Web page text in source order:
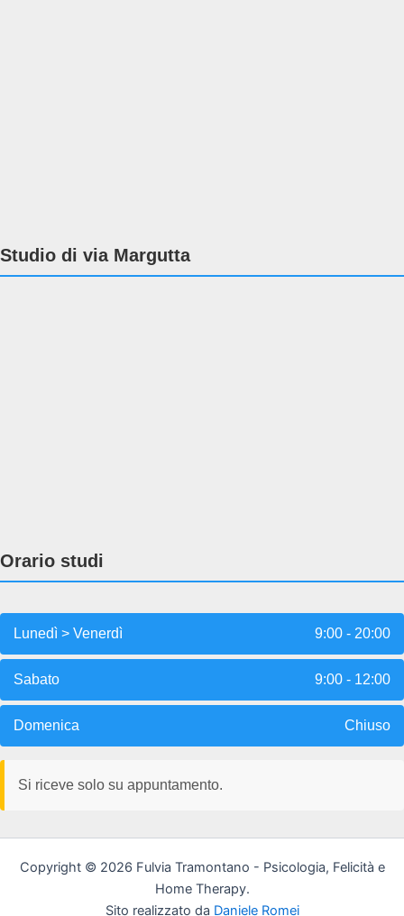
Studio di via Margutta
Orario studi
Lunedì > Venerdì 9:00 - 20:00
Sabato 9:00 - 12:00
Domenica Chiuso
Si riceve solo su appuntamento.
Copyright © 2026 Fulvia Tramontano - Psicologia, Felicità e
Home Therapy.
Sito realizzato da Daniele Romei